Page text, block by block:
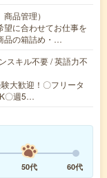
品管理）
に合わせてお仕事を
品の箱詰め・…
スキル不要 / 英語力不
大歓迎！〇フリータ
〇週5…
50代 60代